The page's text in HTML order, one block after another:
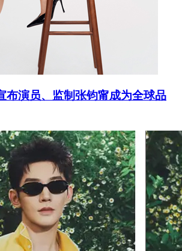
演员、监制张钧甯成为全球品